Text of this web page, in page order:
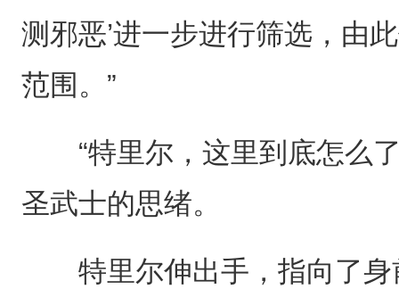
测邪恶’进一步进行筛选，由
范围。”
“特里尔，这里到底怎么了
圣武士的思绪。
特里尔伸出手，指向了身